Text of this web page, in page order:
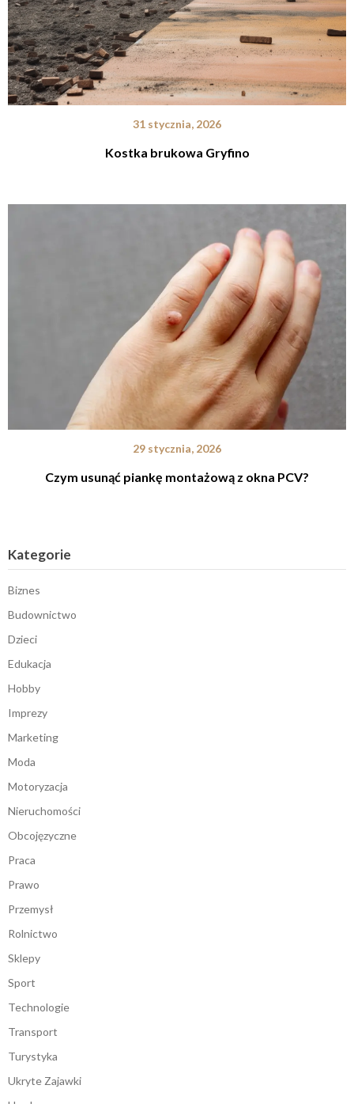
31 stycznia, 2026
Kostka brukowa Gryfino
29 stycznia, 2026
Czym usunąć piankę montażową z okna PCV?
Kategorie
Biznes
Budownictwo
Dzieci
Edukacja
Hobby
Imprezy
Marketing
Moda
Motoryzacja
Nieruchomości
Obcojęzyczne
Praca
Prawo
Przemysł
Rolnictwo
Sklepy
Sport
Technologie
Transport
Turystyka
Ukryte Zajawki